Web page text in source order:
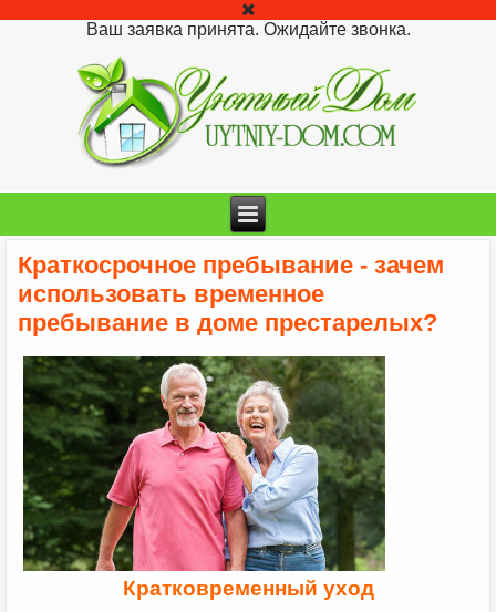
Ваш заявка принята. Ожидайте звонка.
Краткосрочное пребывание - зачем
использовать временное
пребывание в доме престарелых?
Кратковременный уход